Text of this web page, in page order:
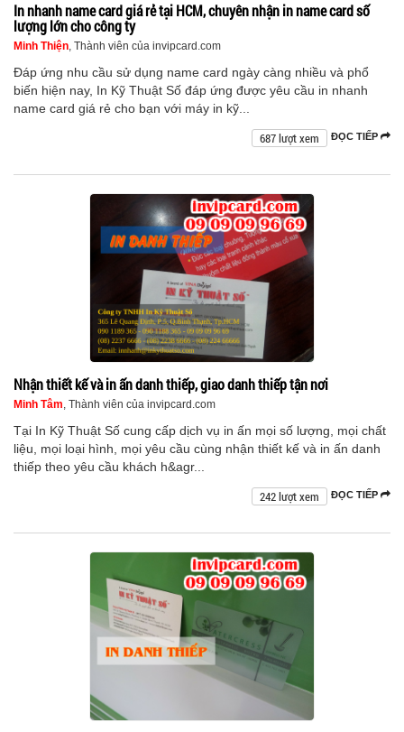
In nhanh name card giá rẻ tại HCM, chuyên nhận in name card số
lượng lớn cho công ty
Minh Thiện, Thành viên của invipcard.com
Đáp ứng nhu cầu sử dụng name card ngày càng nhiều và phổ
biến hiện nay, In Kỹ Thuật Số đáp ứng được yêu cầu in nhanh
name card giá rẻ cho bạn với máy in kỹ...
ĐỌC TIẾP
687 lượt xem
Nhận thiết kế và in ấn danh thiếp, giao danh thiếp tận nơi
Minh Tâm, Thành viên của invipcard.com
Tại In Kỹ Thuật Số cung cấp dịch vụ in ấn mọi số lượng, mọi chất
liệu, mọi loại hình, mọi yêu cầu cùng nhận thiết kế và in ấn danh
thiếp theo yêu cầu khách h&agr...
ĐỌC TIẾP
242 lượt xem